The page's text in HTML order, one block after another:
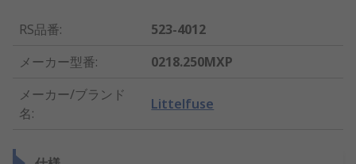
RS品番:
523-4012
メーカー型番:
0218.250MXP
メーカー/ブランド
名:
Littelfuse